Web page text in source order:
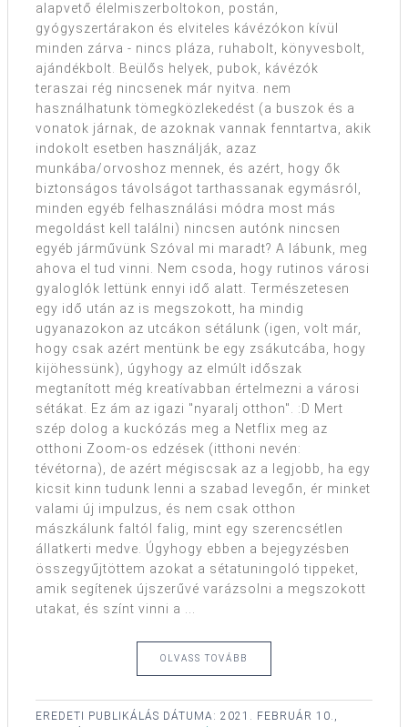
alapvető élelmiszerboltokon, postán,
gyógyszertárakon és elviteles kávézókon kívül
minden zárva - nincs pláza, ruhabolt, könyvesbolt,
ajándékbolt. Beülős helyek, pubok, kávézók
teraszai rég nincsenek már nyitva. nem
használhatunk tömegközlekedést (a buszok és a
vonatok járnak, de azoknak vannak fenntartva, akik
indokolt esetben használják, azaz
munkába/orvoshoz mennek, és azért, hogy ők
biztonságos távolságot tarthassanak egymásról,
minden egyéb felhasználási módra most más
megoldást kell találni) nincsen autónk nincsen
egyéb járművünk Szóval mi maradt? A lábunk, meg
ahova el tud vinni. Nem csoda, hogy rutinos városi
gyaloglók lettünk ennyi idő alatt. Természetesen
egy idő után az is megszokott, ha mindig
ugyanazokon az utcákon sétálunk (igen, volt már,
hogy csak azért mentünk be egy zsákutcába, hogy
kijöhessünk), úgyhogy az elmúlt időszak
megtanított még kreatívabban értelmezni a városi
sétákat. Ez ám az igazi "nyaralj otthon". :D Mert
szép dolog a kuckózás meg a Netflix meg az
otthoni Zoom-os edzések (itthoni nevén:
tévétorna), de azért mégiscsak az a legjobb, ha egy
kicsit kinn tudunk lenni a szabad levegőn, ér minket
valami új impulzus, és nem csak otthon
mászkálunk faltól falig, mint egy szerencsétlen
állatkerti medve. Úgyhogy ebben a bejegyzésben
összegyűjtöttem azokat a sétatuningoló tippeket,
amik segítenek újszerűvé varázsolni a megszokott
utakat, és színt vinni a ...
OLVASS TOVÁBB
EREDETI PUBLIKÁLÁS DÁTUMA: 2021. FEBRUÁR 10.,